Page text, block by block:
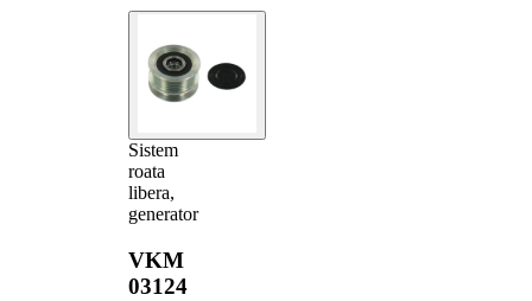
Sistem
roata
libera,
generator
VKM
03124